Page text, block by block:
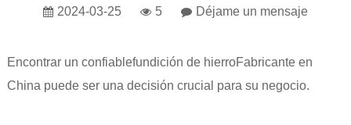
2024-03-25 5 Déjame un mensaje
Encontrar un confiablefundición de hierroFabricante en
China puede ser una decisión crucial para su negocio.